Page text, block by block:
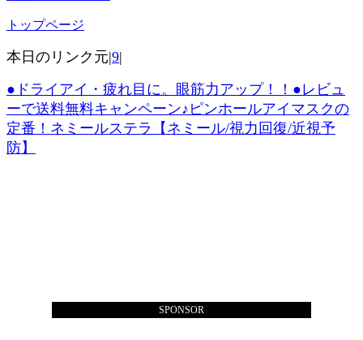
トップページ
本日のリンク元|9|
●ドライアイ・疲れ目に。眼筋力アップ！！●レビュ
ーで送料無料キャンペーン♪ピンホールアイマスクの
定番！ネミールステラ【ネミール/視力回復/近視予
防】
SPONSOR